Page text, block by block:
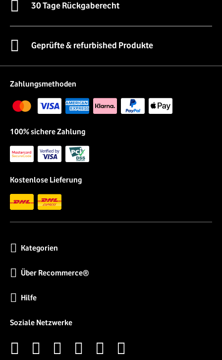
30 Tage Rückgaberecht
Geprüfte & refurbished Produkte
Zahlungsmethoden
100% sichere Zahlung
Kostenlose Lieferung
Kategorien
Über Recommerce®
Hilfe
Soziale Netzwerke